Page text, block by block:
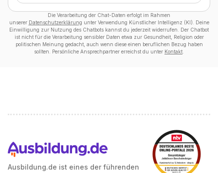
Die Verarbeitung der Chat-Daten erfolgt im Rahmen
unserer Datenschutzerklärung unter Verwendung Künstlicher Intelligenz (KI). Deine
Einwilligung zur Nutzung des Chatbots kannst du jederzeit widerrufen. Der Chatbot
ist nicht für die Verarbeitung sensibler Daten etwa zur Gesundheit, Religion oder
politischen Meinung gedacht, auch wenn diese einen beruflichen Bezug haben
sollten. Persönliche Ansprechpartner erreichst du unter Kontakt
Ausbildung.de ist eines der führenden